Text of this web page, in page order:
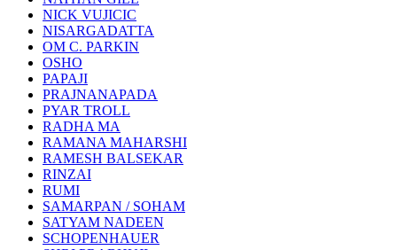
NICK VUJICIC
NISARGADATTA
OM C. PARKIN
OSHO
PAPAJI
PRAJNANAPADA
PYAR TROLL
RADHA MA
RAMANA MAHARSHI
RAMESH BALSEKAR
RINZAI
RUMI
SAMARPAN / SOHAM
SATYAM NADEEN
SCHOPENHAUER